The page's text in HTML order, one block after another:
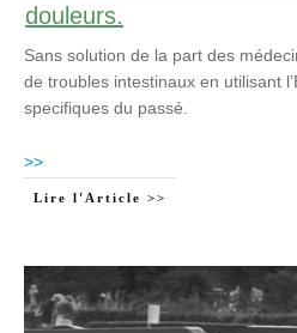
douleurs.
Sans solution de la part des
de troubles intestinaux en utilisant
specifiques du passé.
>>
Lire l'Article >>